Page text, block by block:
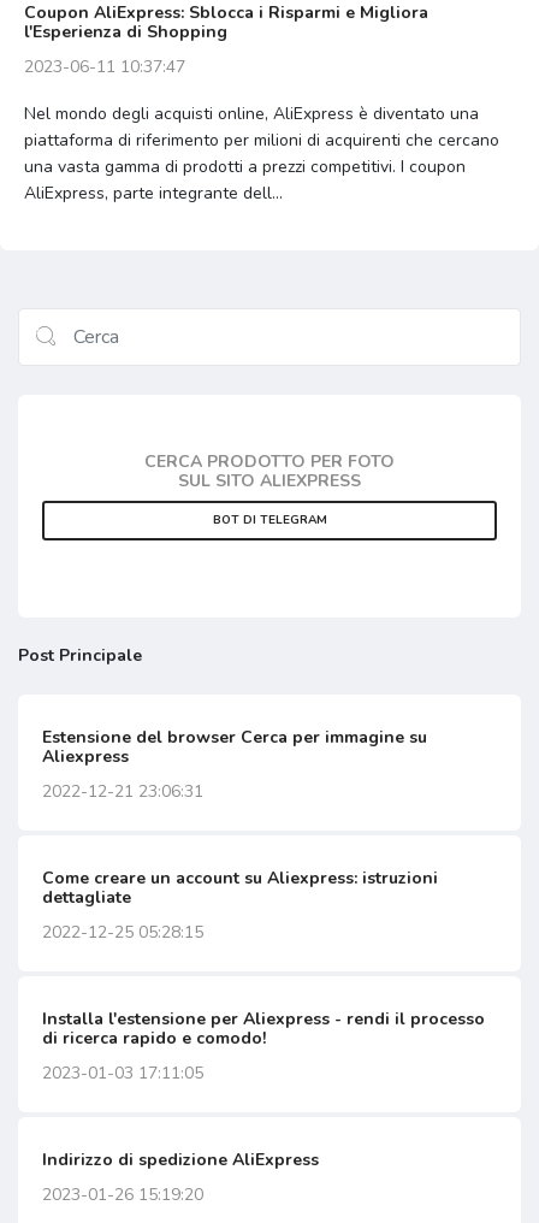
Coupon AliExpress: Sblocca i Risparmi e Migliora
l'Esperienza di Shopping
2023-06-11 10:37:47
Nel mondo degli acquisti online, AliExpress è diventato una
piattaforma di riferimento per milioni di acquirenti che cercano
una vasta gamma di prodotti a prezzi competitivi. I coupon
AliExpress, parte integrante dell...
CERCA PRODOTTO PER FOTO
SUL SITO ALIEXPRESS
BOT DI TELEGRAM
Post Principale
Estensione del browser Cerca per immagine su
Aliexpress
2022-12-21 23:06:31
Come creare un account su Aliexpress: istruzioni
dettagliate
2022-12-25 05:28:15
Installa l'estensione per Aliexpress - rendi il processo
di ricerca rapido e comodo!
2023-01-03 17:11:05
Indirizzo di spedizione AliExpress
2023-01-26 15:19:20